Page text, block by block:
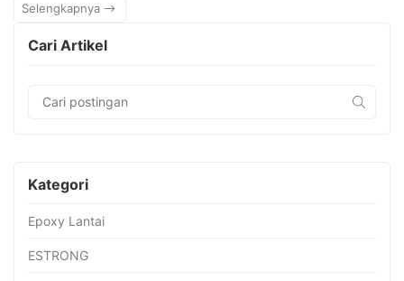
Selengkapnya
Cari Artikel
Kategori
Epoxy Lantai
ESTRONG